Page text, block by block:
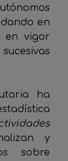
en
en vigor
ha
y
sobre